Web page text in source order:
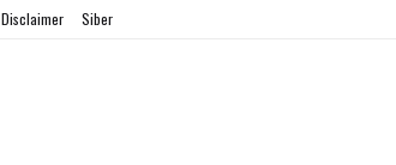
Disclaimer Siber